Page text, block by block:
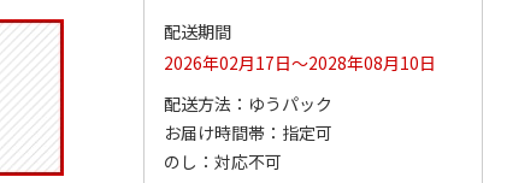
ふわっとフタタイト
1,485円
(送料別・税込)
コーデュロイ生地ラ
キティ KCOB2
2,200円
(送料別・税込)
八角形ステンレスマ
配送期間
2026年02月17日～2028年08月10日
配送方法
ゆうパック
お届け時間帯
指定可
のし
対応不可